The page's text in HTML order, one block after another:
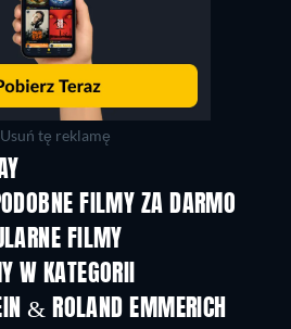
Usuń tę reklamę
FILMY ZA DARMO
FILMY
W KATEGORII
& ROLAND EMMERICH